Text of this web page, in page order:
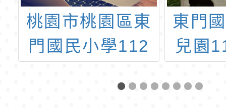
桃園市桃園區東
門國民小學112
3梯第1次代理教
東門
兒園
進用